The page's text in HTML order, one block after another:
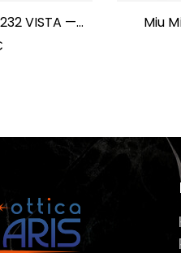
VISTA —
Miu